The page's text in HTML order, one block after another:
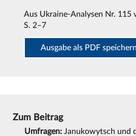
Aus Ukraine-Analysen Nr. 115
S. 2–7
Ausgabe als PDF speichern
Zum Beitrag
Umfragen: Janukowytsch und